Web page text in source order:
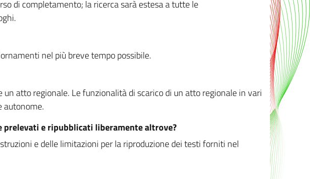
di completamento; la ricerca sarà estesa a tutte le
nel più breve tempo possibile.
atto regionale. Le funzionalità di scarico di un atto regionale in vari
autonome.
e ripubblicati liberamente altrove?
e delle limitazioni per la riproduzione dei testi forniti nel